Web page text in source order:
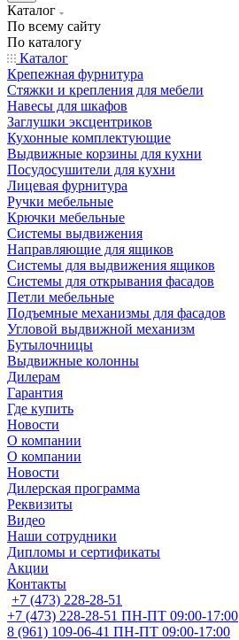
Каталог
По всему сайту
По каталогу
Каталог
Крепежная фурнитура
Стяжки и крепления для мебели
Навесы для шкафов
Заглушки эксцентриков
Кухонные комплектующие
Выдвижные корзины для кухни
Посудосушители для кухни
Лицевая фурнитура
Ручки мебельные
Крючки мебельные
Системы выдвижения
Направляющие для ящиков
Системы для выдвижения ящиков
Системы для открывания фасадов
Петли мебельные
Подъемные механизмы для фасадов
Угловой выдвижной механизм
Бутылочницы
Выдвижные колонны
Дилерам
Гарантия
Где купить
Новости
О компании
О компании
Новости
Дилерская программа
Реквизиты
Видео
Наши сотрудники
Дипломы и сертификаты
Акции
Контакты
+7 (473) 228-28-51
+7 (473) 228-28-51 ПН-ПТ 09:00-17:00
8 (961) 109-06-41 ПН-ПТ 09:00-17:00